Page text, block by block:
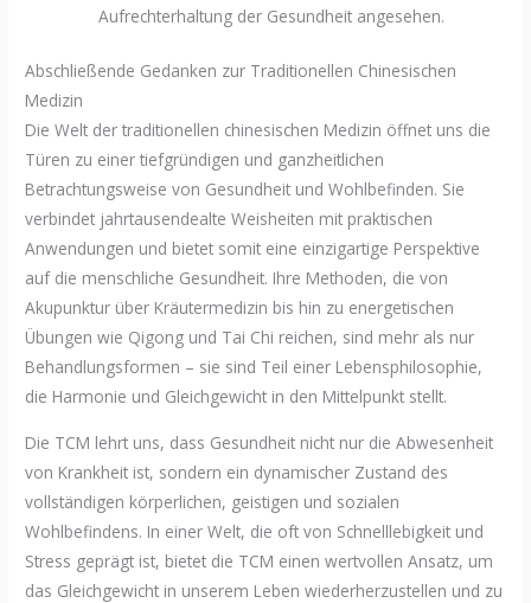
Aufrechterhaltung der Gesundheit angesehen.
Abschließende Gedanken zur Traditionellen Chinesischen
Medizin
Die Welt der traditionellen chinesischen Medizin öffnet uns die
Türen zu einer tiefgründigen und ganzheitlichen
Betrachtungsweise von Gesundheit und Wohlbefinden. Sie
verbindet jahrtausendealte Weisheiten mit praktischen
Anwendungen und bietet somit eine einzigartige Perspektive
auf die menschliche Gesundheit. Ihre Methoden, die von
Akupunktur über Kräutermedizin bis hin zu energetischen
Übungen wie Qigong und Tai Chi reichen, sind mehr als nur
Behandlungsformen – sie sind Teil einer Lebensphilosophie,
die Harmonie und Gleichgewicht in den Mittelpunkt stellt.
Die TCM lehrt uns, dass Gesundheit nicht nur die Abwesenheit
von Krankheit ist, sondern ein dynamischer Zustand des
vollständigen körperlichen, geistigen und sozialen
Wohlbefindens. In einer Welt, die oft von Schnelllebigkeit und
Stress geprägt ist, bietet die TCM einen wertvollen Ansatz, um
das Gleichgewicht in unserem Leben wiederherzustellen und zu